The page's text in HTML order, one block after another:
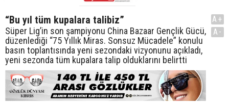
“Bu yıl tüm kupalara talibiz”
Süper Lig’in son şampiyonu China Bazaar Gençlik Gücü,
düzenlediği “75 Yıllık Miras. Sonsuz Mücadele” konulu
basın toplantısında yeni sezondaki vizyonunu açıkladı,
yeni sezonda tüm kupalara talip olduklarını belirtti
A+
A-